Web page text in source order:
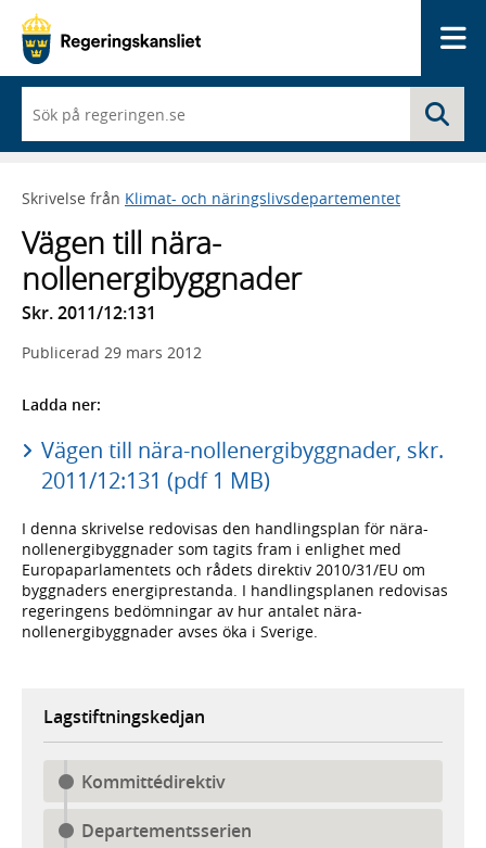
du
börjar
skriva
framträder
lista
med
sökförslag
Skrivelse från Klimat- och näringslivsdepartementet
Vägen till nära-
nollenergibyggnader
Skr. 2011/12:131
Publicerad 29 mars 2012
Ladda ner:
Vägen till nära-nollenergibyggnader, skr.
2011/12:131 (pdf 1 MB)
I denna skrivelse redovisas den handlingsplan för nära-
nollenergibyggnader som tagits fram i enlighet med
Europaparlamentets och rådets direktiv 2010/31/EU om
byggnaders energiprestanda. I handlingsplanen redovisas
regeringens bedömningar av hur antalet nära-
nollenergibyggnader avses öka i Sverige.
Lagstiftningskedjan
Kommittédirektiv
Departementsserien